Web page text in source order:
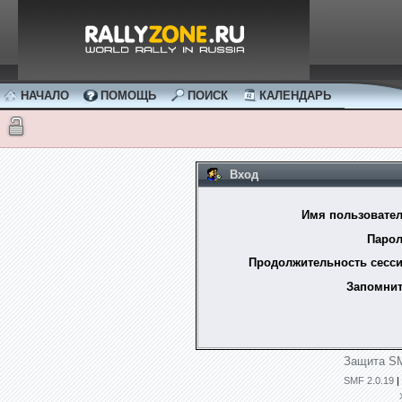
НАЧАЛО ПОМОЩЬ ПОИСК КАЛЕНДАРЬ
Вход
Имя
Продолжительность
Защита
SMF 2.0.19 |